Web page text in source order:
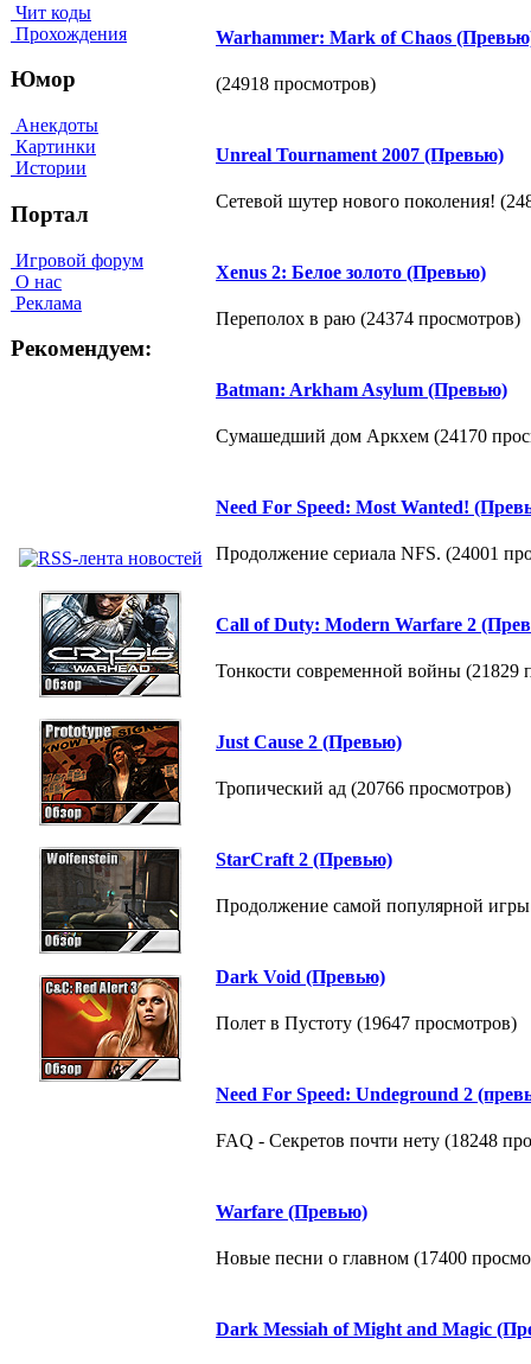
Чит коды
Прохождения
Юмор
Анекдоты
Картинки
Истории
Портал
Игровой форум
О нас
Реклама
Рекомендуем:
Warhammer: Mark of Chaos
(24918 просмотров)
Unreal Tournament 2007 (Превью)
Сетевой шутер нового поколения!
Xenus 2: Белое золото (Превью)
Переполох в раю (24374 просмотров)
Batman: Arkham Asylum (Превью)
Сумашедший дом Аркхем (24170
Need For Speed: Most Wanted!
Продолжение сериала NFS. (24001
Call of Duty: Modern Warfare 2
Тонкости современной войны (21829
Just Cause 2 (Превью)
Тропический ад (20766 просмотров)
StarCraft 2 (Превью)
Продолжение самой популярной
Dark Void (Превью)
Полет в Пустоту (19647 просмотров)
Need For Speed: Undeground 2
FAQ - Секретов почти нету (18248
Warfare (Превью)
Новые песни о главном (17400
Dark Messiah of Might and Magic